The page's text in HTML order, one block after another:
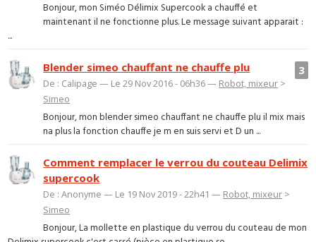
Bonjour, mon Siméo Délimix Supercook a chauffé et
maintenant il ne fonctionne plus. Le message suivant apparait :
...
3
Blender simeo chauffant ne chauffe plu
De : Calipage — Le 29 Nov 2016 - 06h36 — Robot, mixeur >
Simeo
Bonjour, mon blender simeo chauffant ne chauffe plu il mix mais
na plus la fonction chauffe je m en suis servi et D un ...
Comment remplacer le verrou du couteau Delimix
supercook
De : Anonyme — Le 19 Nov 2019 - 22h41 — Robot, mixeur >
Simeo
Bonjour, La mollette en plastique du verrou du couteau de mon